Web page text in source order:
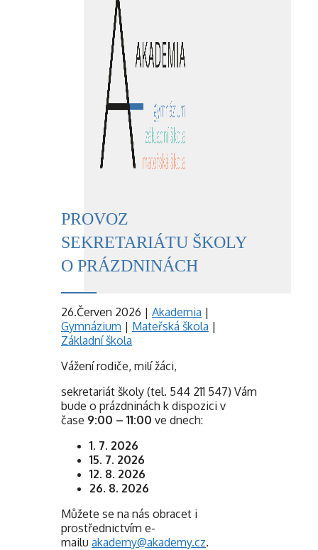
PROVOZ
SEKRETARIÁTU ŠKOLY
O PRÁZDNINÁCH
26.Červen 2026 | Akademia |
Gymnázium | Mateřská škola |
Základní škola
Vážení rodiče, milí žáci,
sekretariát školy (tel. 544 211 547) Vám
bude o prázdninách k dispozici v
čase 9:00 – 11:00 ve dnech:
1. 7. 2026
15. 7. 2026
12. 8. 2026
26. 8. 2026
Můžete se na nás obracet i
prostřednictvím e-
mailu akademy@akademy.cz.